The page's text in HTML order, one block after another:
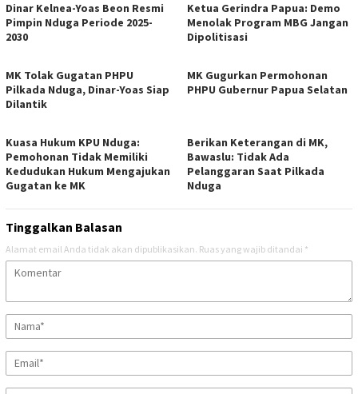
Dinar Kelnea-Yoas Beon Resmi
Pimpin Nduga Periode 2025-
2030
Ketua Gerindra Papua: Demo
Menolak Program MBG Jangan
Dipolitisasi
MK Tolak Gugatan PHPU
Pilkada Nduga, Dinar-Yoas Siap
Dilantik
MK Gugurkan Permohonan
PHPU Gubernur Papua Selatan
Kuasa Hukum KPU Nduga:
Pemohonan Tidak Memiliki
Kedudukan Hukum Mengajukan
Gugatan ke MK
Berikan Keterangan di MK,
Bawaslu: Tidak Ada
Pelanggaran Saat Pilkada
Nduga
Tinggalkan Balasan
Alamat email Anda tidak akan dipublikasikan. Ruas yang wajib ditandai *